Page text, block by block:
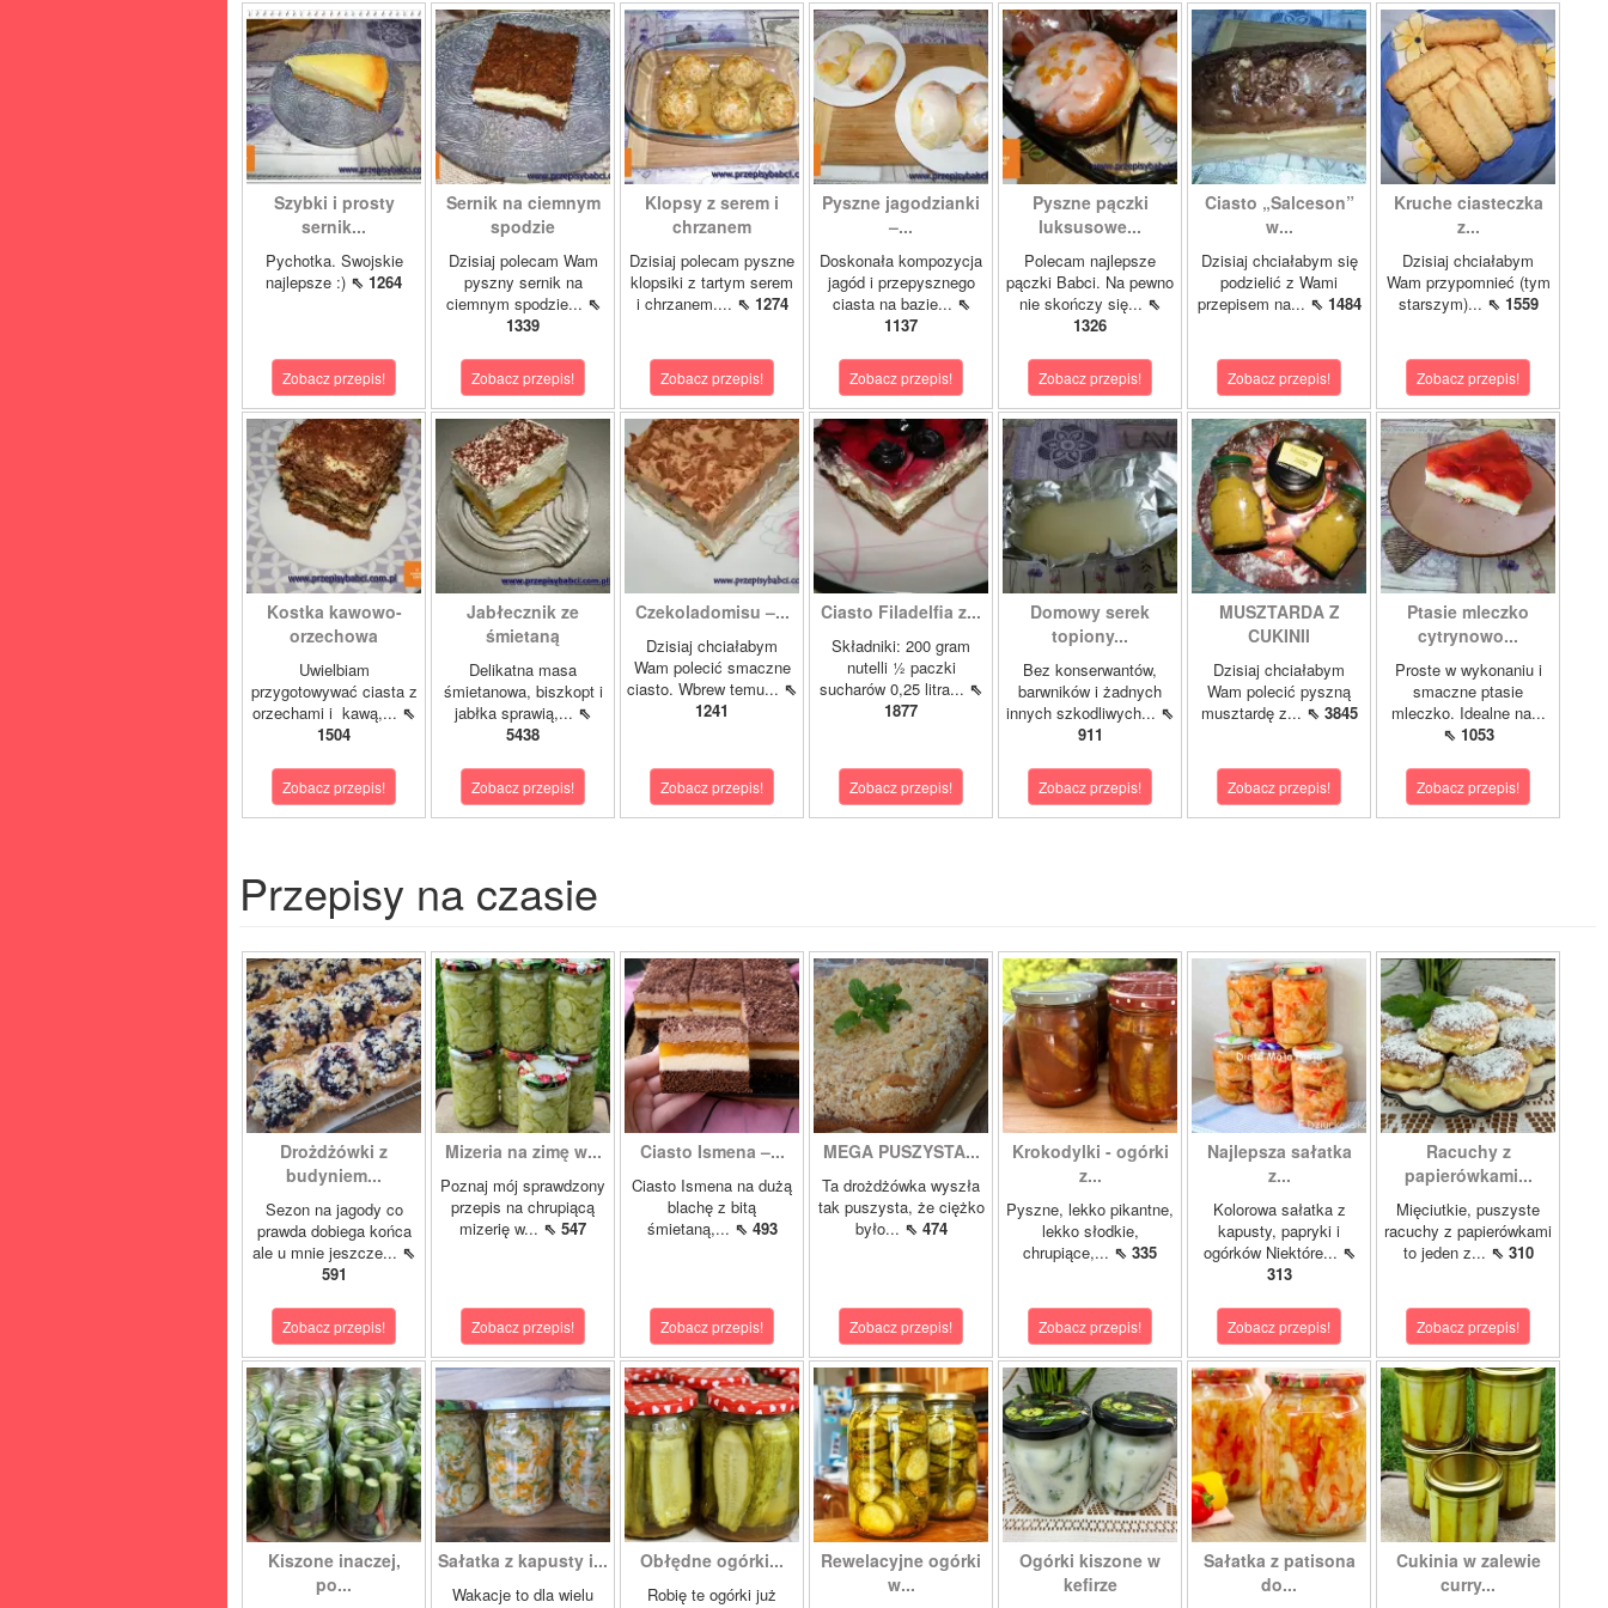
Szybki i prosty
sernik...
Pychotka. Swojskie
najlepsze :) ⇖ 1264
Zobacz przepis!
Sernik na ciemnym
spodzie
Dzisiaj polecam Wam
pyszny sernik na
ciemnym spodzie... ⇖
1339
Zobacz przepis!
Klopsy z serem i
chrzanem
Dzisiaj polecam pyszne
klopsiki z tartym serem
i chrzanem.... ⇖ 1274
Zobacz przepis!
Pyszne jagodzianki
–...
Doskonała kompozycja
jagód i przepysznego
ciasta na bazie... ⇖
1137
Zobacz przepis!
Pyszne pączki
luksusowe...
Polecam najlepsze
pączki Babci. Na pewno
nie skończy się... ⇖
1326
Zobacz przepis!
Ciasto „Salceson”
w...
Dzisiaj chciałabym się
podzielić z Wami
przepisem na... ⇖ 1484
Zobacz przepis!
Kruche ciasteczka
z...
Dzisiaj chciałabym
Wam przypomnieć (tym
starszym)... ⇖ 1559
Zobacz przepis!
Kostka kawowo-
orzechowa
Uwielbiam
przygotowywać ciasta z
orzechami i kawą,... ⇖
1504
Zobacz przepis!
Jabłecznik ze
śmietaną
Delikatna masa
śmietanowa, biszkopt i
jabłka sprawią,... ⇖
5438
Zobacz przepis!
Czekoladomisu –...
Dzisiaj chciałabym
Wam polecić smaczne
ciasto. Wbrew temu... ⇖
1241
Zobacz przepis!
Ciasto Filadelfia z...
Składniki: 200 gram
nutelli ½ paczki
sucharów 0,25 litra... ⇖
1877
Zobacz przepis!
Domowy serek
topiony...
Bez konserwantów,
barwników i żadnych
innych szkodliwych... ⇖
911
Zobacz przepis!
MUSZTARDA Z
CUKINII
Dzisiaj chciałabym
Wam polecić pyszną
musztardę z... ⇖ 3845
Zobacz przepis!
Ptasie mleczko
cytrynowo...
Proste w wykonaniu i
smaczne ptasie
mleczko. Idealne na...
⇖ 1053
Zobacz przepis!
Przepisy na czasie
Drożdżówki z
budyniem...
Sezon na jagody co
prawda dobiega końca
ale u mnie jeszcze... ⇖
591
Zobacz przepis!
Mizeria na zimę w...
Poznaj mój sprawdzony
przepis na chrupiącą
mizerię w... ⇖ 547
Zobacz przepis!
Ciasto Ismena –...
Ciasto Ismena na dużą
blachę z bitą
śmietaną,... ⇖ 493
Zobacz przepis!
MEGA PUSZYSTA...
Ta drożdżówka wyszła
tak puszysta, że ciężko
było... ⇖ 474
Zobacz przepis!
Krokodylki - ogórki
z...
Pyszne, lekko pikantne,
lekko słodkie,
chrupiące,... ⇖ 335
Zobacz przepis!
Najlepsza sałatka
z...
Kolorowa sałatka z
kapusty, papryki i
ogórków Niektóre... ⇖
313
Zobacz przepis!
Racuchy z
papierówkami...
Mięciutkie, puszyste
racuchy z papierówkami
to jeden z... ⇖ 310
Zobacz przepis!
Kiszone inaczej,
po...
Sałatka z kapusty i...
Wakacje to dla wielu
Obłędne ogórki...
Robię te ogórki już
Rewelacyjne ogórki
w...
Ogórki kiszone w
kefirze
Sałatka z patisona
do...
Cukinia w zalewie
curry...